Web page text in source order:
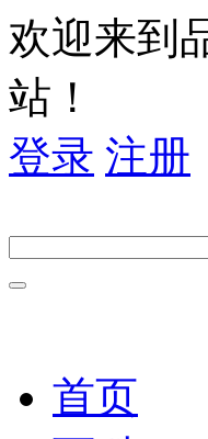
欢迎来到
站！
登录 注册
首页